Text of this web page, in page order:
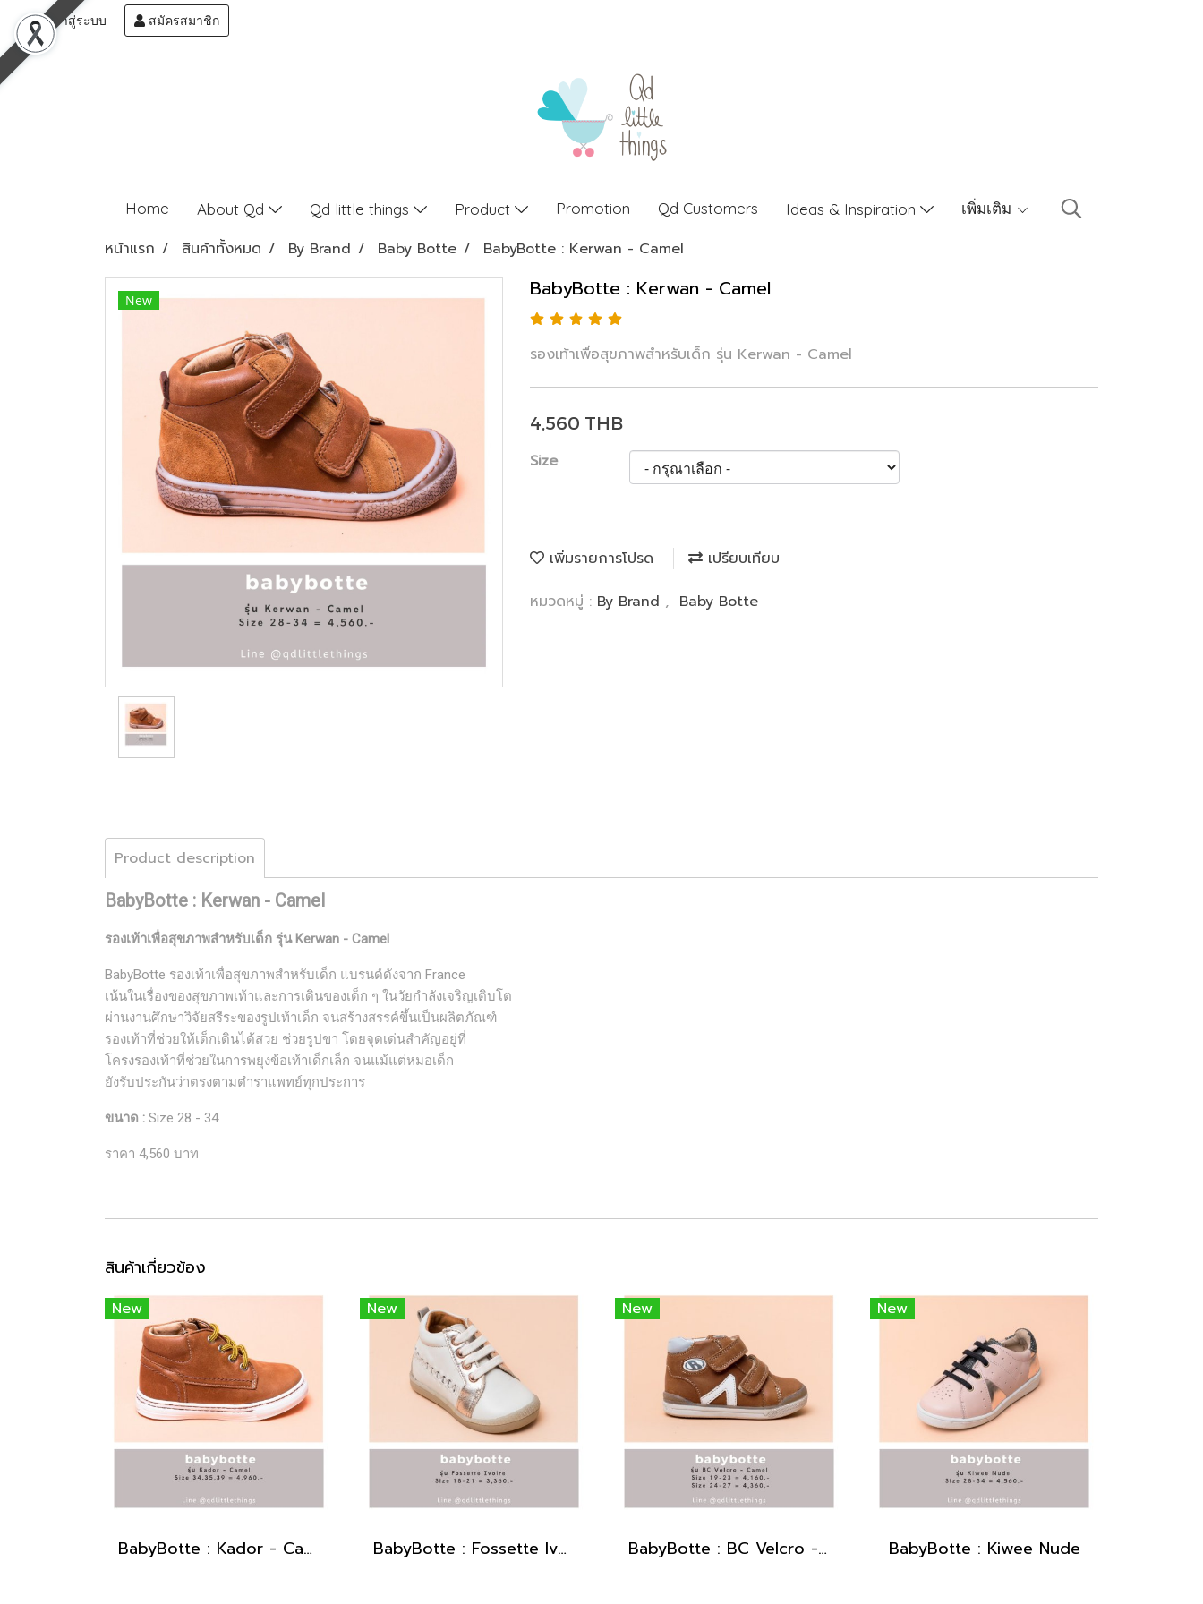
เข้าสู่ระบบ สมัครสมาชิก
Home About Qd Qd little things Product Promotion Qd Customers Ideas & Inspiration เพิ่มเติม
หน้าแรก สินค้าทั้งหมด By Brand Baby Botte BabyBotte : Kerwan - Camel
New BabyBotte : Kerwan - Camel
รองเท้าเพื่อสุขภาพสำหรับเด็ก รุ่น Kerwan - Camel
4,560 THB
Size
เพิ่มรายการโปรด
เปรียบเทียบ
หมวดหมู่ : By Brand , Baby Botte
Product description
BabyBotte : Kerwan - Camel
รองเท้าเพื่อสุขภาพสำหรับเด็ก รุ่น Kerwan - Camel
BabyBotte รองเท้าเพื่อสุขภาพสำหรับเด็ก แบรนด์ดังจาก France
เน้นในเรื่องของสุขภาพเท้าและการเดินของเด็ก ๆ ในวัยกำลังเจริญเติบโต
ผ่านงานศึกษาวิจัยสรีระของรูปเท้าเด็ก จนสร้างสรรค์ขึ้นเป็นผลิตภัณฑ์
รองเท้าที่ช่วยให้เด็กเดินได้สวย ช่วยรูปขา โดยจุดเด่นสำคัญอยู่ที่
โครงรองเท้าที่ช่วยในการพยุงข้อเท้าเด็กเล็ก จนแม้แต่หมอเด็ก
ยังรับประกันว่าตรงตามตำราแพทย์ทุกประการ
ขนาด : Size 28 - 34
ราคา 4,560 บาท
สินค้าเกี่ยวข้อง
New
BabyBotte : Kador - Camel
New
BabyBotte : Fossette Ivoire
New
BabyBotte : BC Velcro - Camel
New
BabyBotte : Kiwee Nude